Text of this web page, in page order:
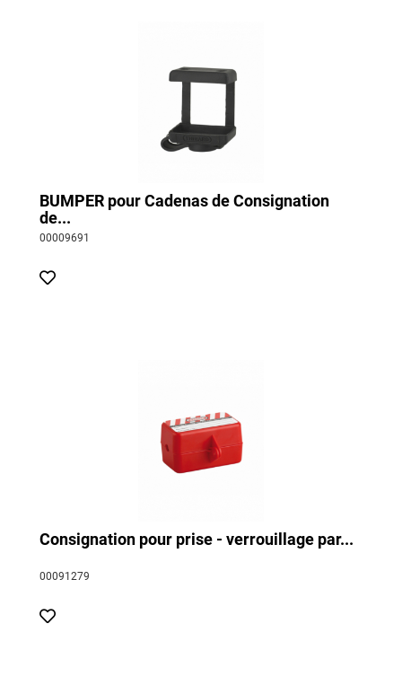
BUMPER pour Cadenas de Consignation
de...
00009691
Consignation pour prise - verrouillage par...
00091279